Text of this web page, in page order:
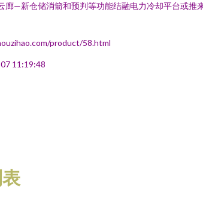
—新仓储消箭和预判等功能结融电力冷却平台或推
product/58.html
11:19:48